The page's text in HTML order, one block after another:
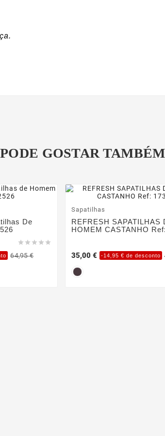
GOSTAR TAMBÉM
De
    
64,95 €
Sapatilhas
REFRESH SAPATILHAS
HOMEM CASTANHO
35,00 € -14,95 € de desconto